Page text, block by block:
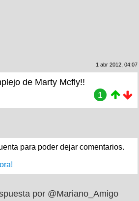
1 abr 2012, 04:07
de Marty Mcfly!!
1
para poder dejar comentarios.
por @Mariano_Amigo